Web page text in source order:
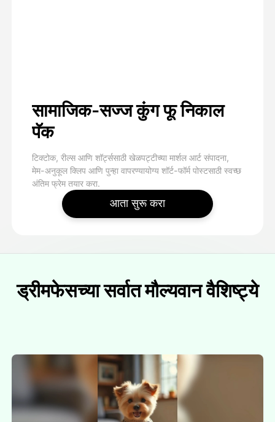
सामाजिक-सज्ज कुंग फू निकाल
पॅक
टिक्टोक, रील्स आणि शॉर्ट्ससाठी खेळपट्टीच्या मार्शल आर्ट संपादना,
मेम-अनुकूल क्लिप आणि पुन्हा वापरण्यायोग्य शॉर्ट-फॉर्म पोस्टसाठी स्वच्छ
अंतिम फ्रेम तयार करा.
आता सुरू करा
ड्रीमफेसच्या सर्वात मौल्यवान वैशिष्ट्ये